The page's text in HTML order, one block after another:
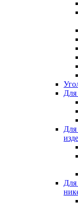
Для
Для
Для